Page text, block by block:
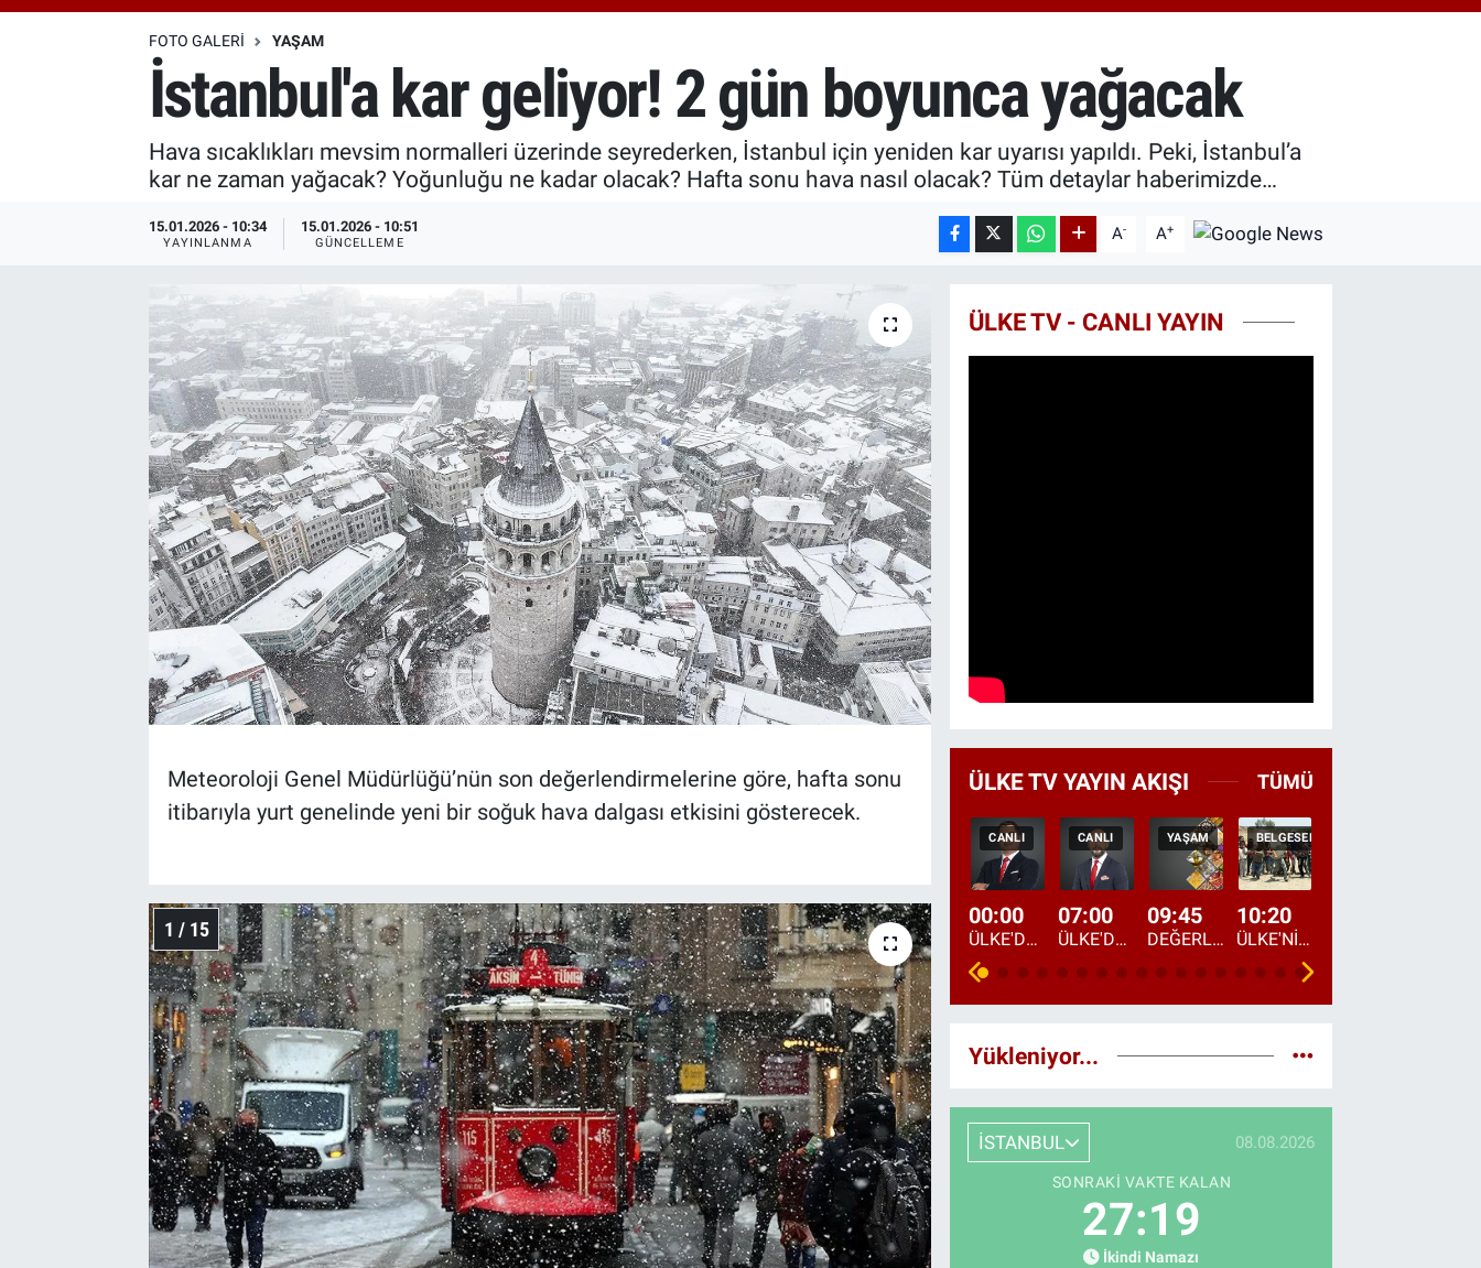
64.944,08
%-0.18
FOTO GALERI YAŞAM
İstanbul'a kar geliyor! 2 gün boyunca yağacak
Hava sıcaklıkları mevsim normalleri üzerinde seyrederken, İstanbul için yeniden kar uyarısı yapıldı. Peki, İstanbul’a
kar ne zaman yağacak? Yoğunluğu ne kadar olacak? Hafta sonu hava nasıl olacak? Tüm detaylar haberimizde…
15.01.2026 - 10:34
YAYINLANMA
15.01.2026 - 10:51
GÜNCELLEME A- A+
Meteoroloji Genel Müdürlüğü’nün son değerlendirmelerine göre, hafta sonu
itibarıyla yurt genelinde yeni bir soğuk hava dalgası etkisini gösterecek.
1 / 15
ÜLKE TV - CANLI YAYIN
ÜLKE TV YAYIN AKIŞI TÜMÜ
CANLI
00:00
ÜLKE'DE BU GECE
CANLI
07:00
ÜLKE'DE HAFTA SONU
YAŞAM
09:45
DEĞERLERİN DAVETİ
BELGESEL
10:20
ÜLKE'NİN ÇOCUKLARI
Yükleniyor...
İSTANBUL 08.08.2026
SONRAKI VAKTE KALAN
27:18
İkindi Namazı
Özel Haberler
Özel Haberler
Haber Arşivi